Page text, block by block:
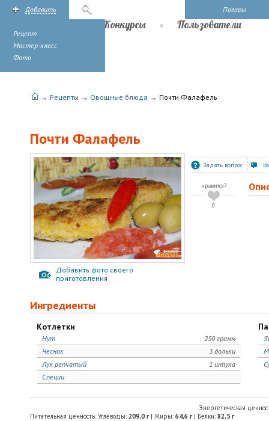
Повары
Добавить
Рецепт
Мастер-класс
Фото
Конкурсы Пользователи
→ Рецепты → Овощные блюда → Почти Фалафель
Почти Фалафель
Добавить фото своего
приготовления
Задать вопрос
нравится?
0
Ингредиенты
Котлетки
250 грамм
Нут
3 дольки
Чеснок
1 штука
Лук репчатый
Специи
Энергетическая
Питательная ценность: Углеводы: 209,0 г| Жиры: 64,6 г| Белки: 82,5 г